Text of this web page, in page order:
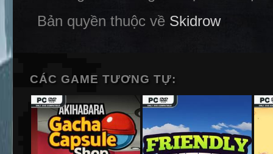
Bản quyền thuộc về Skidrow
CÁC GAME TƯƠNG TỰ: